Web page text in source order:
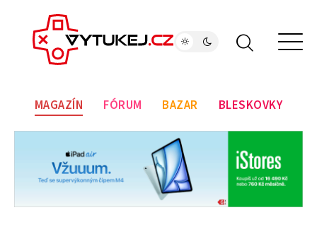
MAGAZÍN FÓRUM BAZAR BLESKOVKY